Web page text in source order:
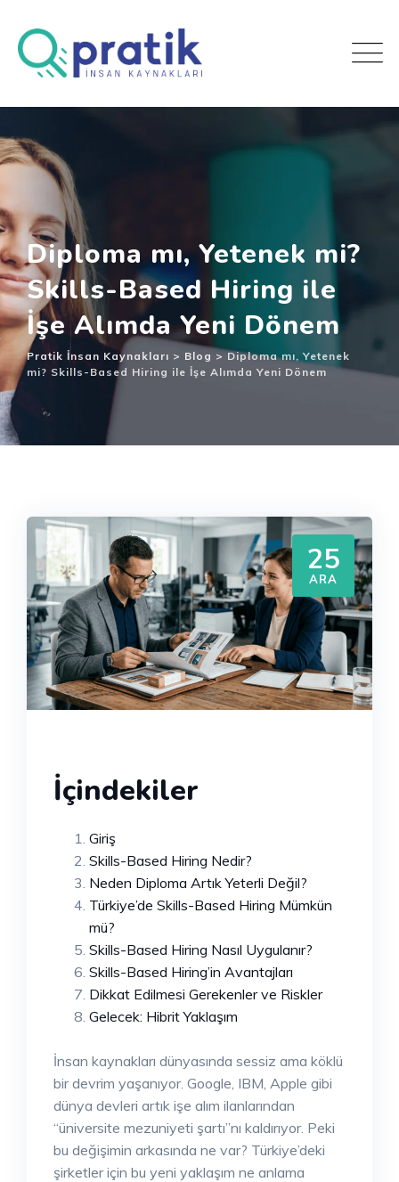
Diploma mı, Yetenek mi?
Skills-Based Hiring ile
İşe Alımda Yeni Dönem
Pratik İnsan Kaynakları > Blog >Diploma mı, Yetenek
mi? Skills-Based Hiring ile İşe Alımda Yeni Dönem
25
ARA
İçindekiler
Giriş
Skills-Based Hiring Nedir?
Neden Diploma Artık Yeterli Değil?
Türkiye’de Skills-Based Hiring Mümkün
mü?
Skills-Based Hiring Nasıl Uygulanır?
Skills-Based Hiring’in Avantajları
Dikkat Edilmesi Gerekenler ve Riskler
Gelecek: Hibrit Yaklaşım
İnsan kaynakları dünyasında sessiz ama köklü
bir devrim yaşanıyor. Google, IBM, Apple gibi
dünya devleri artık işe alım ilanlarından
“üniversite mezuniyeti şartı”nı kaldırıyor. Peki
bu değişimin arkasında ne var? Türkiye’deki
şirketler için bu yeni yaklaşım ne anlama